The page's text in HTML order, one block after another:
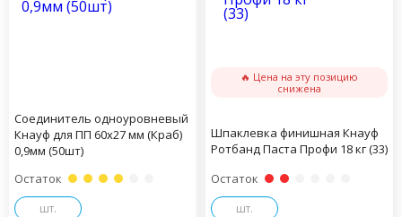
Соединитель одноуровневый
Кнауф для ПП 60х27 мм (Краб)
0,9мм (50шт)
Остаток
шт.
🔥 Цена на эту позицию
снижена
Шпаклевка финишная Кнауф
Ротбанд Паста Профи 18 кг (33)
Остаток
шт.